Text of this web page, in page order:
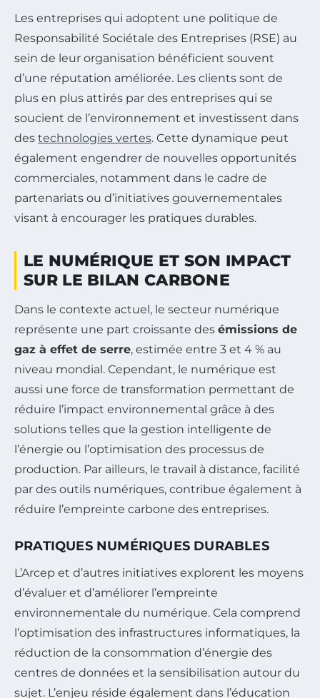
Les entreprises qui adoptent une politique de
Responsabilité Sociétale des Entreprises (RSE) au
sein de leur organisation bénéficient souvent
d’une réputation améliorée. Les clients sont de
plus en plus attirés par des entreprises qui se
soucient de l’environnement et investissent dans
des technologies vertes. Cette dynamique peut
également engendrer de nouvelles opportunités
commerciales, notamment dans le cadre de
partenariats ou d’initiatives gouvernementales
visant à encourager les pratiques durables.
LE NUMÉRIQUE ET SON IMPACT
SUR LE BILAN CARBONE
Dans le contexte actuel, le secteur numérique
représente une part croissante des émissions de
gaz à effet de serre, estimée entre 3 et 4 % au
niveau mondial. Cependant, le numérique est
aussi une force de transformation permettant de
réduire l’impact environnemental grâce à des
solutions telles que la gestion intelligente de
l’énergie ou l’optimisation des processus de
production. Par ailleurs, le travail à distance, facilité
par des outils numériques, contribue également à
réduire l’empreinte carbone des entreprises.
PRATIQUES NUMÉRIQUES DURABLES
L’Arcep et d’autres initiatives explorent les moyens
d’évaluer et d’améliorer l’empreinte
environnementale du numérique. Cela comprend
l’optimisation des infrastructures informatiques, la
réduction de la consommation d’énergie des
centres de données et la sensibilisation autour du
sujet. L’enjeu réside également dans l’éducation